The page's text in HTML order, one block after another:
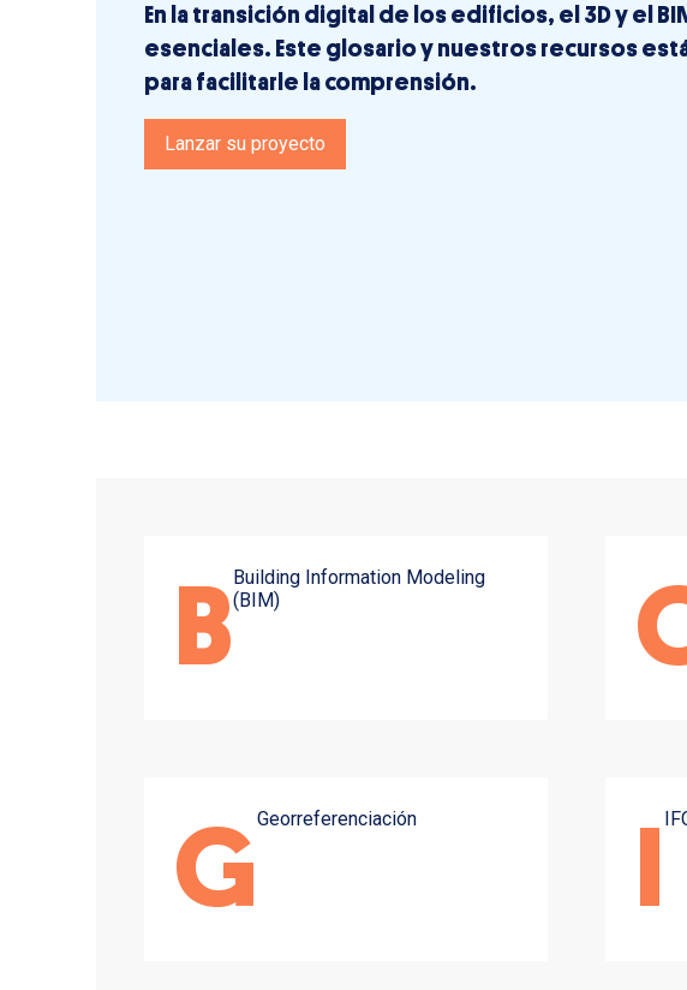
En la transición digital de los edificios, el 3D y el
esenciales. Este glosario y nuestros recursos
para facilitarle la comprensión.
Lanzar su proyecto
BBuilding Information Modeling
(BIM)
GGeorreferenciación